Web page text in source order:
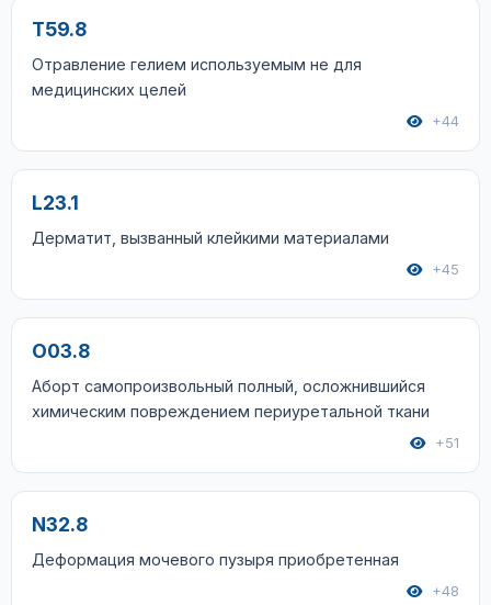
T59.8
Отравление гелием используемым не для
медицинских целей
+44
L23.1
Дерматит, вызванный клейкими материалами
+45
O03.8
Аборт самопроизвольный полный, осложнившийся
химическим повреждением периуретальной ткани
+51
N32.8
Деформация мочевого пузыря приобретенная
+48